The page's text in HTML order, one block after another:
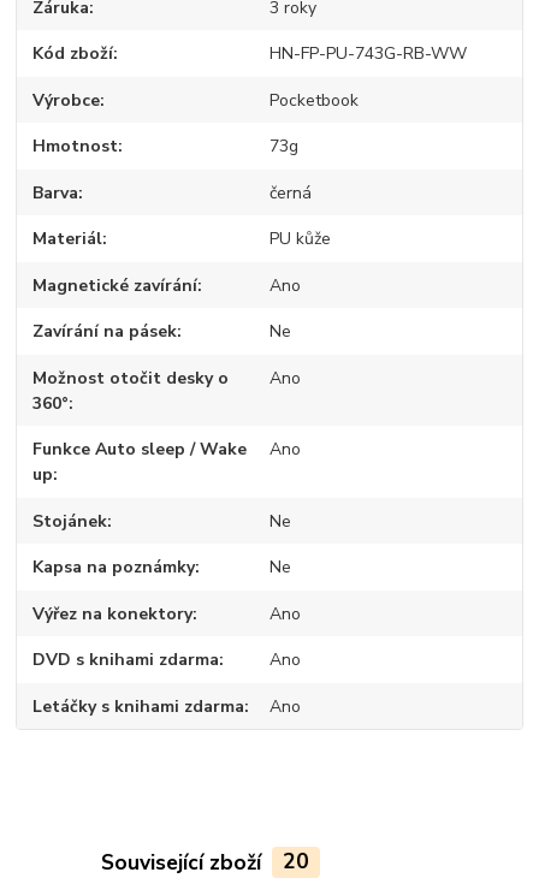
Záruka 3 roky
Kód zboží HN-FP-PU-743G-RB-WW
Výrobce Pocketbook
Hmotnost 73g
Barva černá
Materiál PU kůže
Magnetické zavírání Ano
Zavírání na pásek Ne
Možnost otočit desky o
360°
Ano
Funkce Auto sleep / Wake
up
Ano
Stojánek Ne
Kapsa na poznámky Ne
Výřez na konektory Ano
DVD s knihami zdarma Ano
Letáčky s knihami zdarma Ano
Související zboží 20